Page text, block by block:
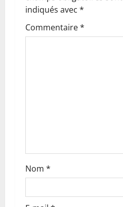
n
i
c
l
indiqués avec *
Commentaire*
Nom *